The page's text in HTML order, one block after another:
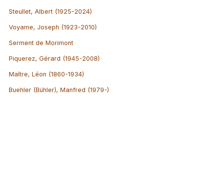
Steullet, Albert (1925-2024)
Voyame, Joseph (1923-2010)
Serment de Morimont
Piquerez, Gérard (1945-2008)
Maître, Léon (1860-1934)
Buehler (Bühler), Manfred (1979-)